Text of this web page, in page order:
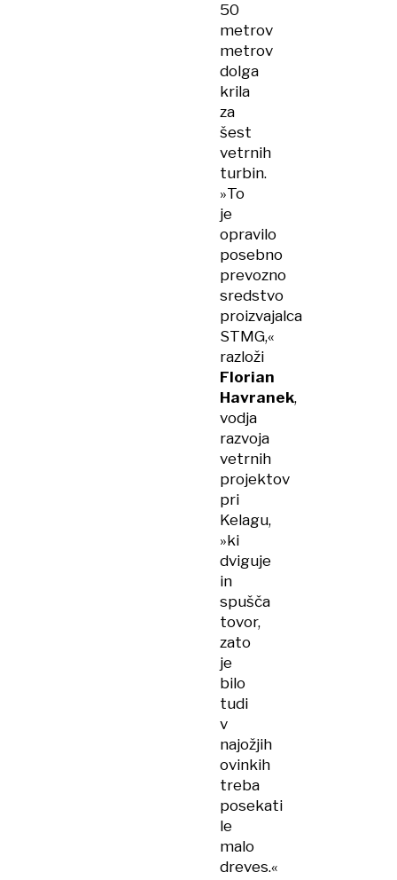
50
metrov
metrov
dolga
krila
za
šest
vetrnih
turbin.
»To
je
opravilo
posebno
prevozno
sredstvo
proizvajalca
STMG,«
razloži
Florian
Havranek,
vodja
razvoja
vetrnih
projektov
pri
Kelagu,
»ki
dviguje
in
spušča
tovor,
zato
je
bilo
tudi
v
najožjih
ovinkih
treba
posekati
le
malo
dreves.«